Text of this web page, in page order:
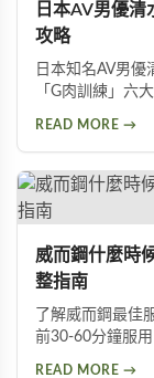
日本AV男優
攻略
日本知名AV男
「G肉訓練」六
增粗的目標。
READ MORE →
威而鋼什麼時
整指南
了解威而鋼最佳
前30-60分鐘服
READ MORE →